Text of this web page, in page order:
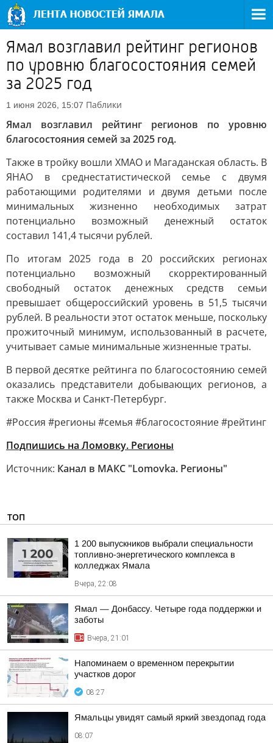
Ямал возглавил рейтинг регионов
по уровню благосостояния семей
за 2025 год
1 июня 2026, 15:07 Паблики
Ямал возглавил рейтинг регионов по уровню
благосостояния семей за 2025 год.
Также в тройку вошли ХМАО и Магаданская область. В
ЯНАО в среднестатистической семье с двумя
работающими родителями и двумя детьми после
минимальных жизненно необходимых затрат
потенциально возможный денежный остаток
составил 141,4 тысячи рублей.
По итогам 2025 года в 20 российских регионах
потенциально возможный скорректированный
свободный остаток денежных средств семьи
превышает общероссийский уровень в 51,5 тысячи
рублей. В реальности этот остаток меньше, поскольку
прожиточный минимум, использованный в расчете,
учитывает самые минимальные жизненные траты.
В первой десятке рейтинга по благосостоянию семей
оказались представители добывающих регионов, а
также Москва и Санкт-Петербург.
#Россия #регионы #семья #благосостояние #рейтинг
Подпишись на Ломовку. Регионы
Источник: Канал в МАКС "Lomovka. Регионы"
ТОП
1 200 выпускников выбрали специальности
топливно-энергетического комплекса в
колледжах Ямала
Вчера, 22:08
Ямал — Донбассу. Четыре года поддержки и
заботы
Вчера, 21:01
Напоминаем о временном перекрытии
участков дорог
08:27
Ямальцы увидят самый яркий звездопад года
08:07